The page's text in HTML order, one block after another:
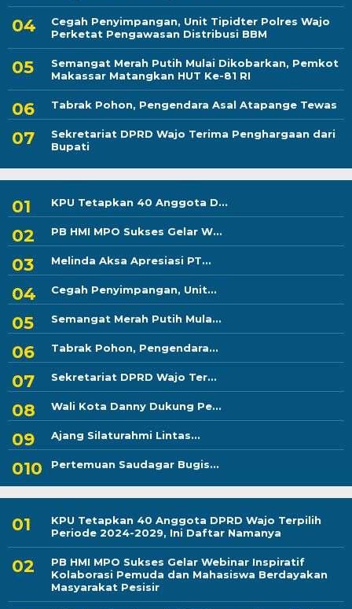
Cegah Penyimpangan, Unit Tipidter Polres Wajo
Perketat Pengawasan Distribusi BBM
Semangat Merah Putih Mulai Dikobarkan, Pemkot
Makassar Matangkan HUT Ke-81 RI
Tabrak Pohon, Pengendara Asal Atapange Tewas
Sekretariat DPRD Wajo Terima Penghargaan dari
Bupati
KPU Tetapkan 40 Anggota D...
PB HMI MPO Sukses Gelar W...
Melinda Aksa Apresiasi PT...
Cegah Penyimpangan, Unit...
Semangat Merah Putih Mula...
Tabrak Pohon, Pengendara...
Sekretariat DPRD Wajo Ter...
Wali Kota Danny Dukung Pe...
Ajang Silaturahmi Lintas...
Pertemuan Saudagar Bugis...
KPU Tetapkan 40 Anggota DPRD Wajo Terpilih
Periode 2024-2029, Ini Daftar Namanya
PB HMI MPO Sukses Gelar Webinar Inspiratif
Kolaborasi Pemuda dan Mahasiswa Berdayakan
Masyarakat Pesisir